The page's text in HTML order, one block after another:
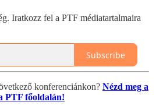
Iratkozz fel a PTF médiatartalmaira
Subscribe
konferenciánkon? Nézd meg a
PTF főoldalán!